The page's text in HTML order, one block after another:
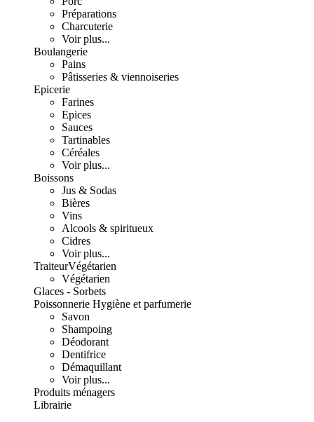
Préparations
Charcuterie
Voir plus...
Boulangerie
Pains
Pâtisseries & viennoiseries
Epicerie
Farines
Epices
Sauces
Tartinables
Céréales
Voir plus...
Boissons
Jus & Sodas
Bières
Vins
Alcools & spiritueux
Cidres
Voir plus...
TraiteurVégétarien
Végétarien
Glaces - Sorbets
Poissonnerie Hygiène et parfumerie
Savon
Shampoing
Déodorant
Dentifrice
Démaquillant
Voir plus...
Produits ménagers
Librairie